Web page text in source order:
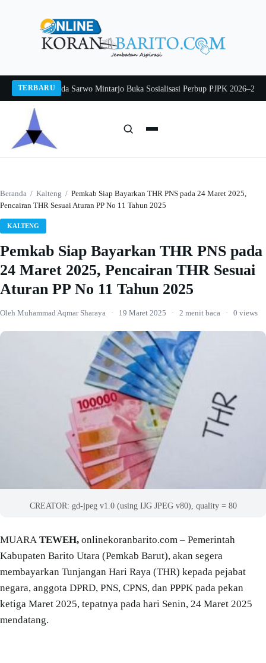
TERBARU
2026Pj Sekda Sarwo Mintarjo Buka Sosialisasi Perbup PJPK 2026–2030
Beranda / Kalteng / Pemkab Siap Bayarkan THR PNS pada 24 Maret 2025,
Pencairan THR Sesuai Aturan PP No 11 Tahun 2025
KALTENG
Pemkab Siap Bayarkan THR PNS pada
24 Maret 2025, Pencairan THR Sesuai
Aturan PP No 11 Tahun 2025
Oleh Muhammad Aqmar Sharaya · 19 Maret 2025 · 2 menit baca · 0 views
CREATOR: gd-jpeg v1.0 (using IJG JPEG v80), quality = 80
MUARA TEWEH, onlinekoranbarito.com – Pemerintah
Kabupaten Barito Utara (Pemkab Barut), akan segera
membayarkan Tunjangan Hari Raya (THR) kepada pejabat
negara, anggota DPRD, PNS, CPNS, dan PPPK pada pekan
ketiga Maret 2025, tepatnya pada hari Senin, 24 Maret 2025
mendatang.